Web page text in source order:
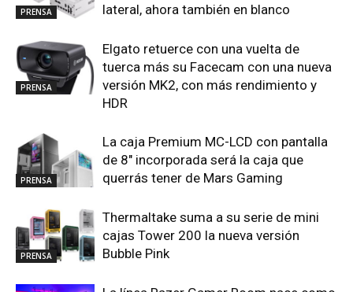
PRENSA
lateral, ahora también en blanco
PRENSA
Elgato retuerce con una vuelta de
tuerca más su Facecam con una nueva
versión MK2, con más rendimiento y
HDR
PRENSA
La caja Premium MC-LCD con pantalla
de 8″ incorporada será la caja que
querrás tener de Mars Gaming
PRENSA
Thermaltake suma a su serie de mini
cajas Tower 200 la nueva versión
Bubble Pink